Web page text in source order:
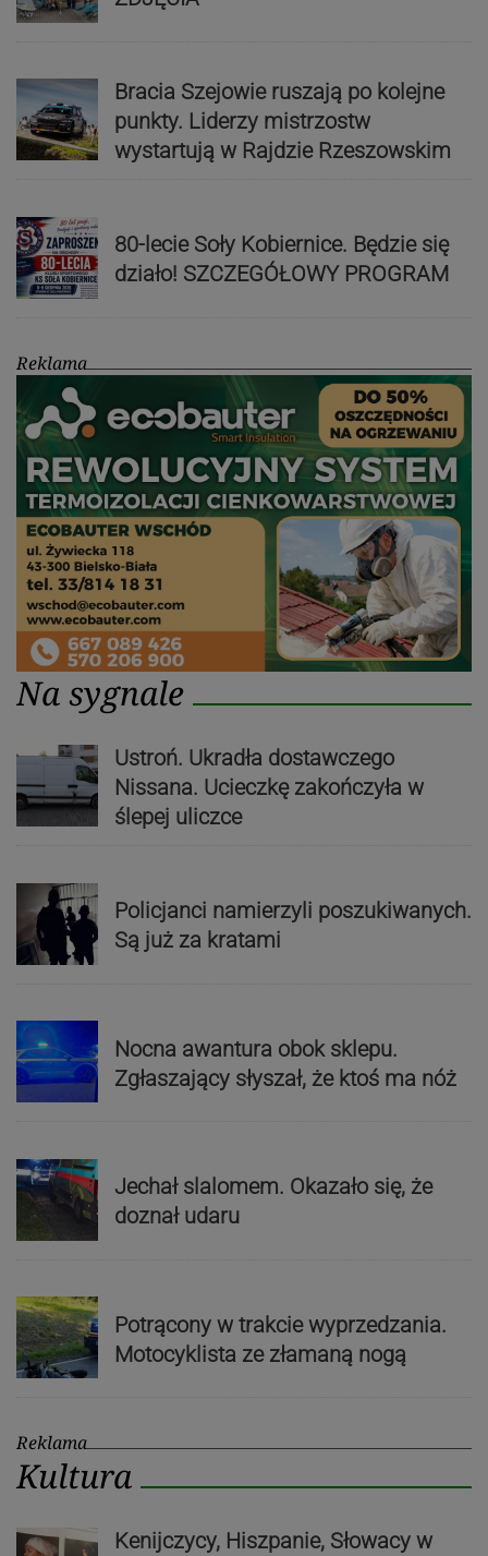
Bracia Szejowie ruszają po kolejne
punkty. Liderzy mistrzostw
wystartują w Rajdzie Rzeszowskim
80-lecie Soły Kobiernice. Będzie się
działo! SZCZEGÓŁOWY PROGRAM
Reklama
Na sygnale
Ustroń. Ukradła dostawczego
Nissana. Ucieczkę zakończyła w
ślepej uliczce
Policjanci namierzyli poszukiwanych.
Są już za kratami
Nocna awantura obok sklepu.
Zgłaszający słyszał, że ktoś ma nóż
Jechał slalomem. Okazało się, że
doznał udaru
Potrącony w trakcie wyprzedzania.
Motocyklista ze złamaną nogą
Reklama
Kultura
Kenijczycy, Hiszpanie, Słowacy w